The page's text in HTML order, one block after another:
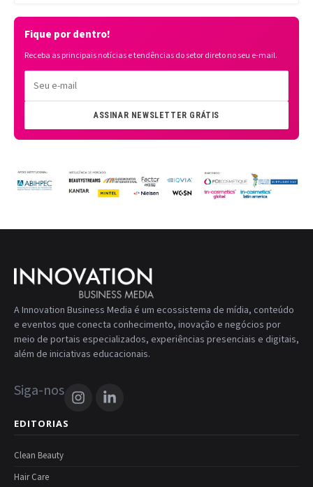
Fique por dentro!
Receba as principais notícias e tendências do setor direto no seu e-mail.
ASSINAR NEWSLETTER GRÁTIS
A Innovation Business Media é um ecossistema de mídia, conteúdo
e eventos que conecta conhecimento, inovação e negócios por
meio de portais especializados, experiências presenciais e digitais,
além de iniciativas educacionais.
Siga-nos
EDITORIAS
Clean Beauty
Hair Care